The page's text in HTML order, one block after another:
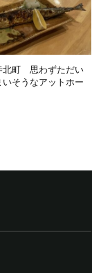
北町 思わずただい
いそうなアットホー